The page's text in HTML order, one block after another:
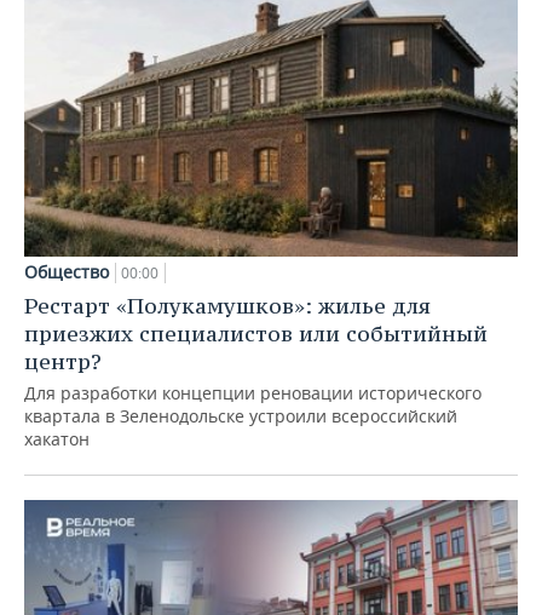
Общество 00:00
Рестарт «Полукамушков»: жилье для
приезжих специалистов или событийный
центр?
Для разработки концепции реновации исторического
квартала в Зеленодольске устроили всероссийский
хакатон